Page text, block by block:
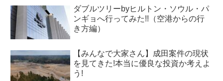
ダブルツリーbyヒルトン・ソウル・パ
ンギョへ行ってみた!!（空港からの行
き方編）
【みんなで大家さん】成田案件の現状
を見てきた!本当に優良な投資か考えよ
う!